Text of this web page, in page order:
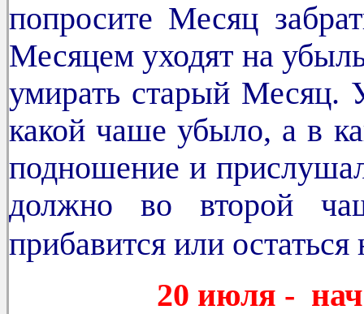
попросите Месяц
Месяцем уходят на
умирать старый Месяц.
какой чаше убыло, а в
подношение и
должно во второй
прибавится или
20 июля -